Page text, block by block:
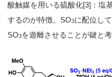
酸触媒を用いる硫酸化[3]：塩
するのが特徴。SO3に配位し
SO3を遊離させることが鍵と